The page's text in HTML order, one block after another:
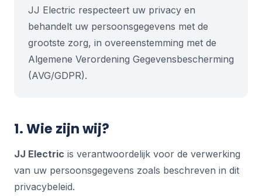
JJ Electric respecteert uw privacy en
behandelt uw persoonsgegevens met de
grootste zorg, in overeenstemming met de
Algemene Verordening Gegevensbescherming
(AVG/GDPR).
1. Wie zijn wij?
JJ Electric is verantwoordelijk voor de verwerking
van uw persoonsgegevens zoals beschreven in dit
privacybeleid.